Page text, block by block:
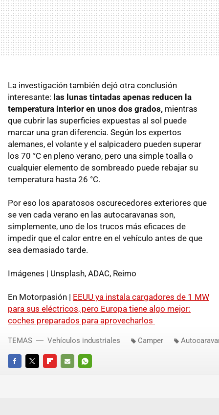
La investigación también dejó otra conclusión
interesante: las lunas tintadas apenas reducen la
temperatura interior en unos dos grados, mientras
que cubrir las superficies expuestas al sol puede
marcar una gran diferencia. Según los expertos
alemanes, el volante y el salpicadero pueden superar
los 70 °C en pleno verano, pero una simple toalla o
cualquier elemento de sombreado puede rebajar su
temperatura hasta 26 °C.
Por eso los aparatosos oscurecedores exteriores que
se ven cada verano en las autocaravanas son,
simplemente, uno de los trucos más eficaces de
impedir que el calor entre en el vehículo antes de que
sea demasiado tarde.
Imágenes | Unsplash, ADAC, Reimo
En Motorpasión | EEUU ya instala cargadores de 1 MW
para sus eléctricos, pero Europa tiene algo mejor:
coches preparados para aprovecharlos
FACEBOOKTWITTERFLIPBOARD
E-
WHATSAPP
TEMAS Vehículos industriales Camper